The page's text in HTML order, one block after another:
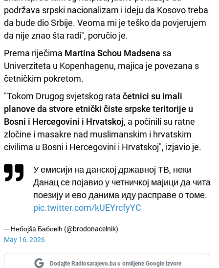
podržava srpski nacionalizam i ideju da Kosovo treba
da bude dio Srbije. Veoma mi je teško da povjerujem
da nije znao šta radi", poručio je.
Prema riječima Martina Schou Madsena sa
Univerziteta u Kopenhagenu, majica je povezana s
četničkim pokretom.
"Tokom Drugog svjetskog rata četnici su imali
planove da stvore etnički čiste srpske teritorije u
Bosni i Hercegovini i Hrvatskoj, a počinili su ratne
zločine i masakre nad muslimanskim i hrvatskim
civilima u Bosni i Hercegovini i Hrvatskoj", izjavio je.
У емисији на данској државној ТВ, неки
Данац се појавио у четничкој мајици да чита
поезију и ево данима иду расправе о томе.
pic.twitter.com/kUEYrcfyYC
— Небојša Бабовiћ (@brodonacelnik)
May 16, 2026
Dodajte Radiosarajevo.ba u omiljene Google izvore